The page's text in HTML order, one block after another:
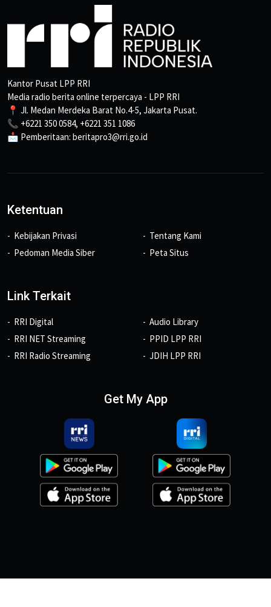
Kantor Pusat LPP RRI
Media radio berita online terpercaya - LPP RRI
📍 Jl. Medan Merdeka Barat No.4-5, Jakarta Pusat.
📞 +6221 350 0584, +6221 351 1086
📩 Pemberitaan: beritapro3@rri.go.id
Ketentuan
Kebijakan Privasi
Pedoman Media Siber
Tentang Kami
Peta Situs
Link Terkait
RRI Digital
RRI NET Streaming
RRI Radio Streaming
Audio Library
PPID LPP RRI
JDIH LPP RRI
Get My App